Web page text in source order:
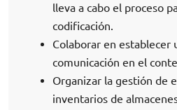
lleva a cabo el proceso
codificación.
Colaborar en establecer
comunicación en el
Organizar la gestión de
inventarios de